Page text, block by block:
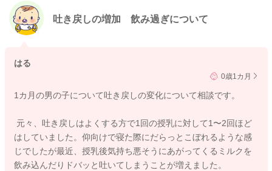
吐き戻しの増加 飲み過ぎについて
はる
0歳1カ月
1カ月の男の子について吐き戻しの変化について相談です。
元々、吐き戻しはよくする方で1回の授乳に対して1〜2回ほど
はしていました。仰向けで寝た際にだらっとこぼれるような感
じでしたが最近、授乳後気持ち悪そうにあがってくるミルクを
飲み込んだりドバッと吐いてしまうことが増えました。